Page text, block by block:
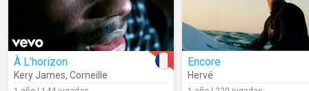
À L'horizon
Kery James, Corneille
Encore
Hervé